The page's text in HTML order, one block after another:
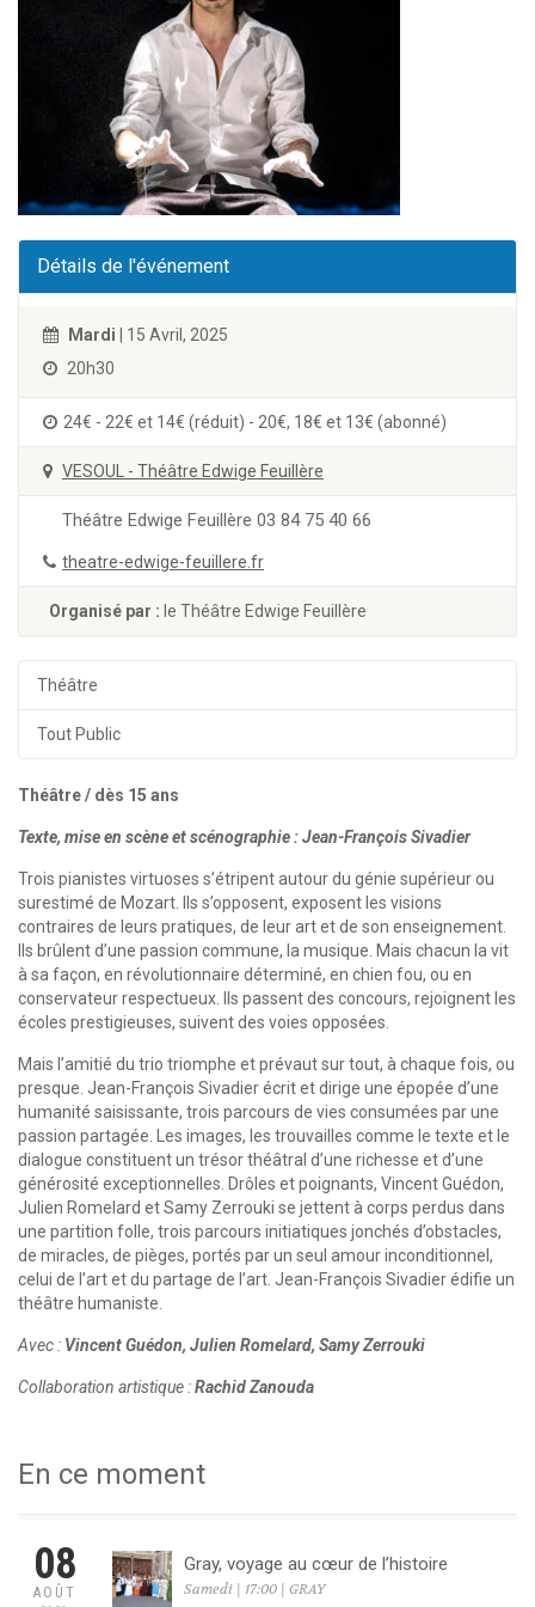
Détails de l'événement
Mardi | 15 Avril, 2025
20h30
24€ - 22€ et 14€ (réduit) - 20€, 18€ et 13€ (abonné)
VESOUL - Théâtre Edwige Feuillère
Théâtre Edwige Feuillère 03 84 75 40 66
theatre-edwige-feuillere.fr
Organisé par : le Théâtre Edwige Feuillère
Théâtre
Tout Public
Théâtre / dès 15 ans
Texte, mise en scène et scénographie : Jean-François Sivadier
Trois pianistes virtuoses s’étripent autour du génie supérieur ou
surestimé de Mozart. Ils s’opposent, exposent les visions
contraires de leurs pratiques, de leur art et de son enseignement.
Ils brûlent d’une passion commune, la musique. Mais chacun la vit
à sa façon, en révolutionnaire déterminé, en chien fou, ou en
conservateur respectueux. Ils passent des concours, rejoignent les
écoles prestigieuses, suivent des voies opposées.
Mais l’amitié du trio triomphe et prévaut sur tout, à chaque fois, ou
presque. Jean-François Sivadier écrit et dirige une épopée d’une
humanité saisissante, trois parcours de vies consumées par une
passion partagée. Les images, les trouvailles comme le texte et le
dialogue constituent un trésor théâtral d’une richesse et d’une
générosité exceptionnelles. Drôles et poignants, Vincent Guédon,
Julien Romelard et Samy Zerrouki se jettent à corps perdus dans
une partition folle, trois parcours initiatiques jonchés d’obstacles,
de miracles, de pièges, portés par un seul amour inconditionnel,
celui de l’art et du partage de l’art. Jean-François Sivadier édifie un
théâtre humaniste.
Avec : Vincent Guédon, Julien Romelard, Samy Zerrouki
Collaboration artistique :Rachid Zanouda
En ce moment
08
AOÛT
Gray, voyage au cœur de l’histoire
Samedi | 17:00 | GRAY